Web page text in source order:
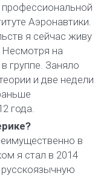
Аэронавтики.
я сейчас живу
Несмотря на
группе. Заняло
и две недели
года.
в
я стал в 2014
русскоязычную